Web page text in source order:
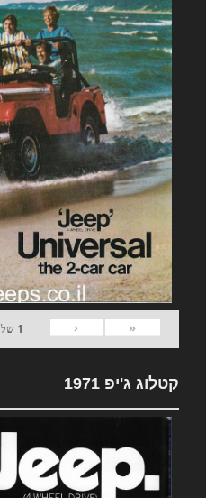
«
‹
1 של
קטלוג ג'יפ 1971